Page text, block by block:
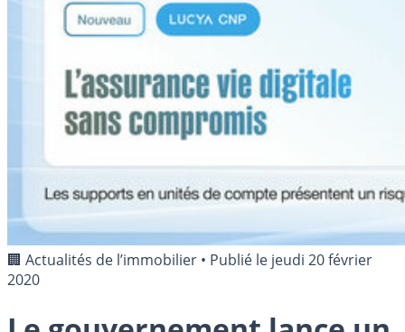
🏢 Actualités de l’immobilier • Publié le jeudi 20 février
2020